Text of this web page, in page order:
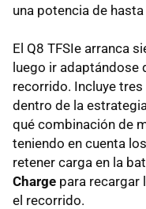
una potencia de hasta
El Q8 TFSIe arranca
luego ir adaptándose
recorrido. Incluye
dentro de la
qué combinación de
teniendo en cuenta
retener carga en la
Charge para recargar
el recorrido.